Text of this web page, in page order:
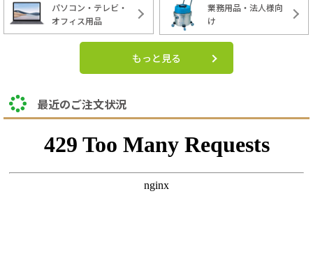
パソコン・テレビ・
オフィス用品
業務用品・法人様向
け
もっと見る
最近のご注文状況